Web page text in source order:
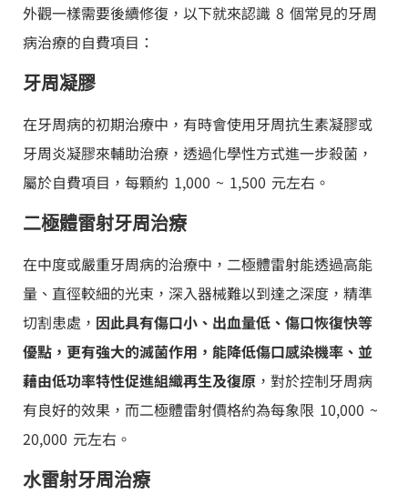
外觀一樣需要後續修復，以下就來認識 8 個常見的牙周
病治療的自費項目：
牙周凝膠
在牙周病的初期治療中，有時會使用牙周抗生素凝膠或
牙周炎凝膠來輔助治療，透過化學性方式進一步殺菌，
屬於自費項目，每顆約 1,000 ~ 1,500 元左右。
二極體雷射牙周治療
在中度或嚴重牙周病的治療中，二極體雷射能透過高能
量、直徑較細的光束，深入器械難以到達之深度，精準
切割患處， 因此具有傷口小、出血量低、傷口恢復快等
優點，更有強大的滅菌作用，能降低傷口感染機率、並
藉由低功率特性促進組織再生及復原 ，對於控制牙周病
有良好的效果，而二極體雷射價格約為每象限 10,000 ~
20,000 元左右。
水雷射牙周治療